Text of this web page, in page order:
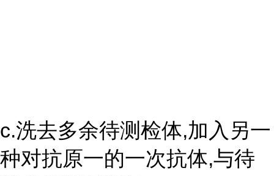
c.洗去多余待测检体,加入另一
种对抗原一的一次抗体,与待